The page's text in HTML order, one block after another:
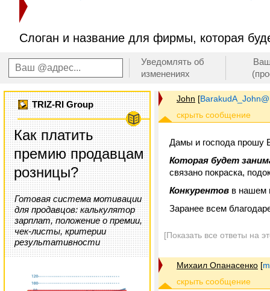
Слоган и название для фирмы, которая
Уведомлять об
изменениях
TRIZ-RI Group
Как платить
премию продавцам
розницы?
Готовая система мотивации
для продавцов: калькулятор
зарплат, положение о премии,
чек-листы, критерии
результативности
John [
Дамы и господа прошу
Которая будет
связано покраска,
Конкурентов в нашем
Заранее всем
[Показать все ответы на
Михаил Опанасенко [